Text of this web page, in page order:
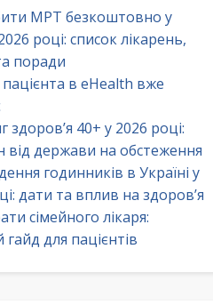
МРТ безкоштовно у
році: список лікарень,
поради
пацієнта в eHealth вже
здоров’я 40+ у 2026 році:
від держави на обстеження
годинників в Україні у
дати та вплив на здоров’я
сімейного лікаря:
гайд для пацієнтів